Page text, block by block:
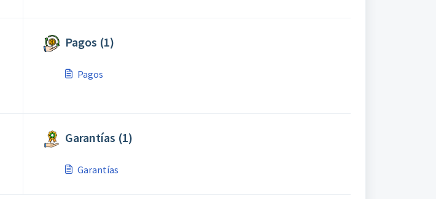
Pagos (1)
Pagos
Garantías (1)
Garantías